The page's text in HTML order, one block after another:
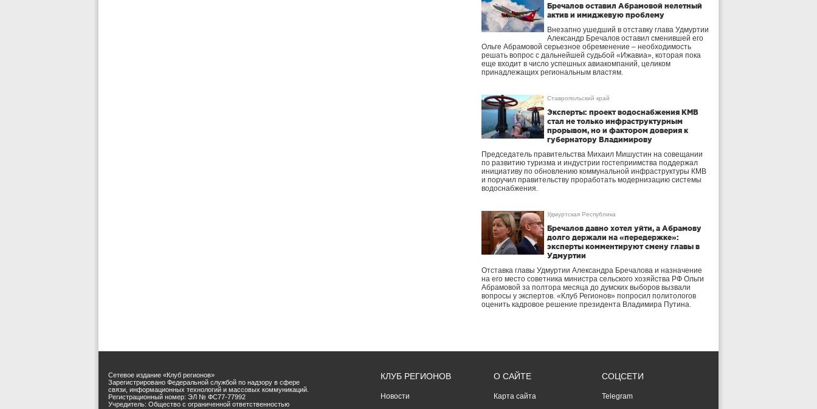
Бречалов оставил Абрамовой нелетный
актив и имиджевую проблему
Внезапно ушедший в отставку глава Удмуртии
Александр Бречалов оставил сменившей его
Ольге Абрамовой серьезное обременение – необходимость
решать вопрос с дальнейшей судьбой «Ижавиа», которая пока
еще входит в число успешных авиакомпаний, целиком
принадлежащих региональным властям.
Ставропольский край
Эксперты: проект водоснабжения КМВ
стал не только инфраструктурным
прорывом, но и фактором доверия к
губернатору Владимирову
Председатель правительства Михаил Мишустин на совещании
по развитию туризма и индустрии гостеприимства поддержал
инициативу по обновлению коммунальной инфраструктуры КМВ
и поручил правительству проработать модернизацию системы
водоснабжения.
Удмуртская Республика
Бречалов давно хотел уйти, а Абрамову
долго держали на «передержке»:
эксперты комментируют смену главы в
Удмуртии
Отставка главы Удмуртии Александра Бречалова и назначение
на его место советника министра сельского хозяйства РФ Ольги
Абрамовой за полтора месяца до думских выборов вызвали
вопросы у экспертов. «Клуб Регионов» попросил политологов
оценить кадровое решение президента Владимира Путина.
Сетевое издание «Клуб регионов»
Зарегистрировано Федеральной службой по надзору в сфере
связи, информационных технологий и массовых коммуникаций.
Регистрационный номер: ЭЛ № ФС77-77992
Учредитель: Общество с ограниченной ответственностью
КЛУБ РЕГИОНОВ
Новости
О САЙТЕ
Карта сайта
СОЦСЕТИ
Telegram